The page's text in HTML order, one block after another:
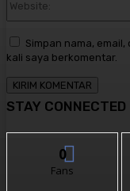
Simpan nama,
kali saya berkomentar.
STAY CONNECTED
0
Fans